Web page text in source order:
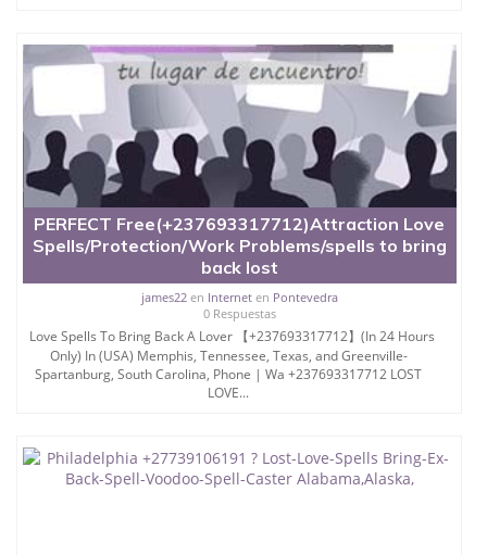
PERFECT Free(+237693317712)Attraction Love
Spells/Protection/Work Problems/spells to bring
back lost
james22en Interneten Pontevedra
0 Respuestas
Love Spells To Bring Back A Lover 【+237693317712】(In 24 Hours
Only) In (USA) Memphis, Tennessee, Texas, and Greenville-
Spartanburg, South Carolina, Phone | Wa +237693317712 LOST
LOVE...